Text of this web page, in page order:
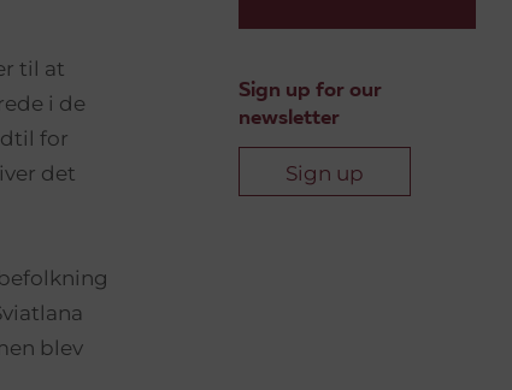
til at
i de
for
det
blev
Sign up for our
newsletter
Sign up